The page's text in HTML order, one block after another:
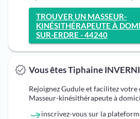
TROUVER UN MASSEUR-
KINÉSITHÉRAPEUTE À
SUR-ERDRE - 44240
Vous êtes Tiphaine
Rejoignez Gudule et facilitez
Masseur-kinésithérapeute à
inscrivez-vous sur la